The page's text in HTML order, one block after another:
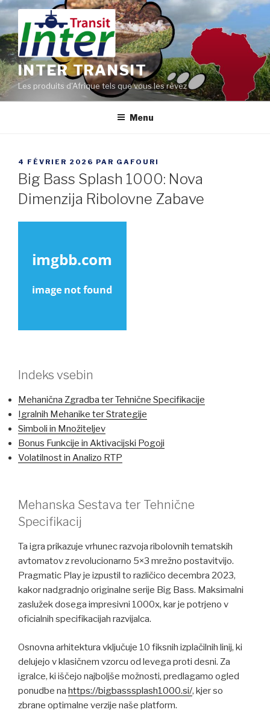
Aller
contenu
principal
INTER TRANSIT
Les produits d'Afrique tels que vous les rêvez
Menu
PUBLIÉ
LE
4 FÉVRIER 2026 PAR GAFOURI
Big Bass Splash 1000: Nova
Dimenzija Ribolovne Zabave
Indeks vsebin
Mehanična Zgradba ter Tehnične Specifikacije
Igralnih Mehanike ter Strategije
Simboli in Množiteljev
Bonus Funkcije in Aktivacijski Pogoji
Volatilnost in Analizo RTP
Mehanska Sestava ter Tehnične
Specifikacij
Ta igra prikazuje vrhunec razvoja ribolovnih tematskih
avtomatov z revolucionarno 5×3 mrežno postavitvijo.
Pragmatic Play je izpustil to različico decembra 2023,
kakor nadgradnjo originalne serije Big Bass. Maksimalni
zaslužek dosega impresivni 1000x, kar je potrjeno v
oficialnih specifikacijah razvijalca.
Osnovna arhitektura vključuje 10 fiksnih izplačilnih linij, ki
delujejo v klasičnem vzorcu od levega proti desni. Za
igralce, ki iščejo najboljše možnosti, predlagamo ogled
ponudbe na https://bigbasssplash1000.si/, kjer so
zbrane optimalne verzije naše platform.